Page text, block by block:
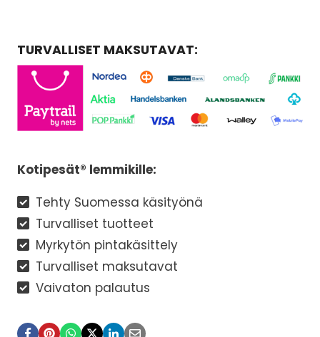
ja
kesyrotille
määrä
TURVALLISET MAKSUTAVAT:
Kotipesät® lemmikille:
Tehty Suomessa käsityönä
Turvalliset tuotteet
Myrkytön pintakäsittely
Turvalliset maksutavat
Vaivaton palautus